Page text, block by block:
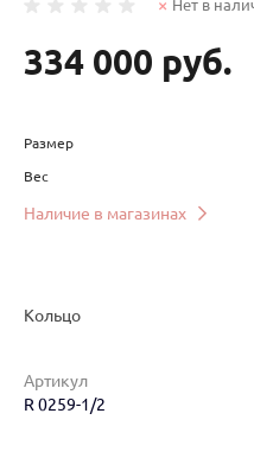
Нет в
334 000 руб.
Размер
Вес
Наличие в магазинах
Наименование товара
Кольцо
Артикул
R 0259-1/2